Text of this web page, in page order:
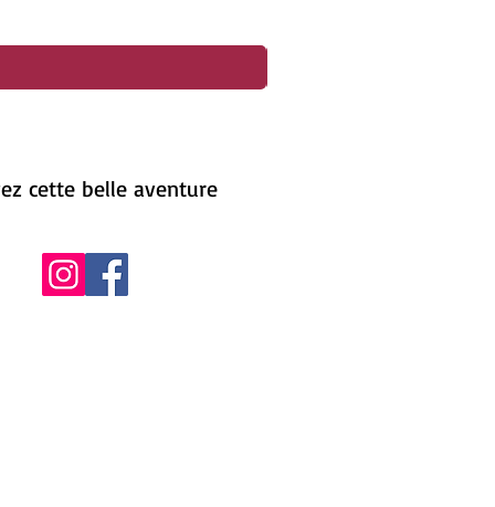
cette belle aventure